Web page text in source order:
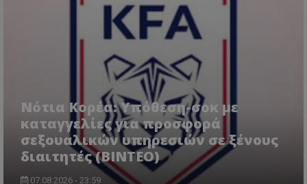
Νότια Κορέα: Υπόθεση-σοκ με
καταγγελίες για προσφορά
σεξουαλικών υπηρεσιών σε ξένους
διαιτητές (BINTEO)
07.08.2026 - 23:59